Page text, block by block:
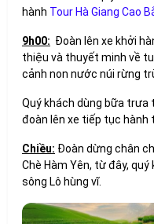
hành Tour Hà Giang Cao
9h00: Đoàn lên xe khởi
thiệu và thuyết minh về
cảnh non nước núi rừng
Quý khách dùng bữa trưa
đoàn lên xe tiếp tục hành
Chiều: Đoàn dừng chân
Chè Hàm Yên, từ đây,
sông Lô hùng vĩ.